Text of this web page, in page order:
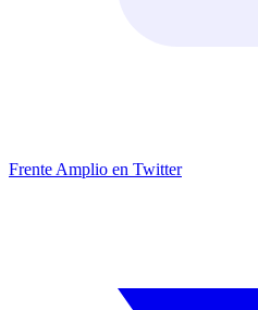
Frente Amplio en Twitter